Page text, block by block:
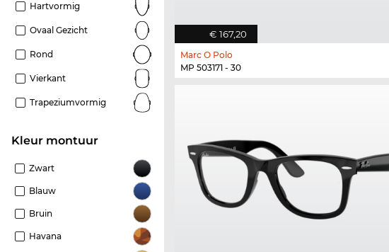
Hartvormig
Ovaal Gezicht
Rond
Vierkant
Trapeziumvormig
Kleur montuur
Zwart
Blauw
Bruin
Havana
€ 167,20
Marc O Polo
MP 503171 - 30